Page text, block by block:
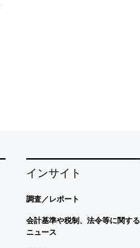
インサイト
調査／レポート
会計基準や税制、法令等に関する
ニュース